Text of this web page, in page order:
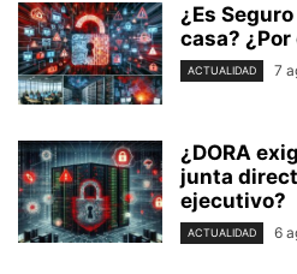
¿Es
casa?
ACTUALIDAD 7
¿DORA
junta
ejecutivo?
ACTUALIDAD 6